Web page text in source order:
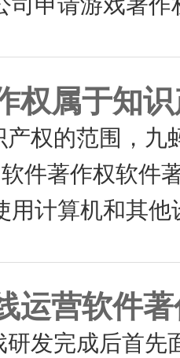
权属于知
产权的范围，
件著作权软件
用计算机和其
运营软件
研发完成后首